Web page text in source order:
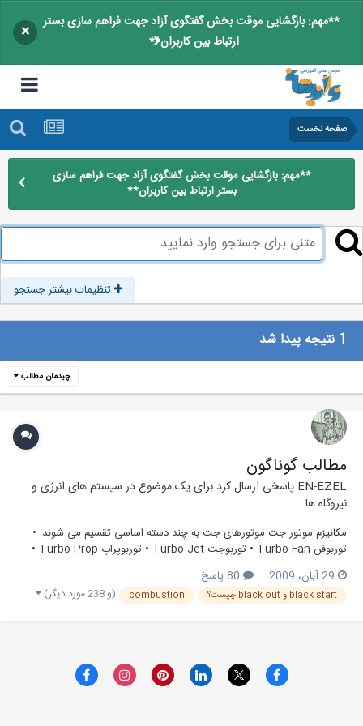
**مهم: بازگشایی موقت بخش گفتگوی آزاد جهت فراهم سازی بستر
ارتباط بین کاربران**
×
صفحه نخست
**مهم: بازگشایی موقت بخش گفتگوی آزاد جهت فراهم سازی
بستر ارتباط بین کاربران**
تنظیمات بیشتر جستجو
چیدمان مطالب
مطالب گوناگون
EN-EZELپاسخی ارسال کرد برای یک موضوع درسیستم های انرژی و
نیروگاه ها
مکانیزم موتور جت موتورهای جت به چند دسته اساسی تقسیم می شوند: •
توربوفن Turbo Fan • توربوجت Turbo Jet • توربوپراپ Turbo Prop •
سکرام جت Scram Jet در حقیقت، تمام موتورهای جت که توربین دارند،
نوع پیشرفته تری از هم...
29 آبان، 2009 80 پاسخ
black start و black out چیست؟ combustion (و 238 مورد دیگر)